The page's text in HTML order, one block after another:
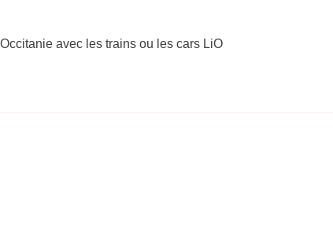
avec les trains ou les cars LiO